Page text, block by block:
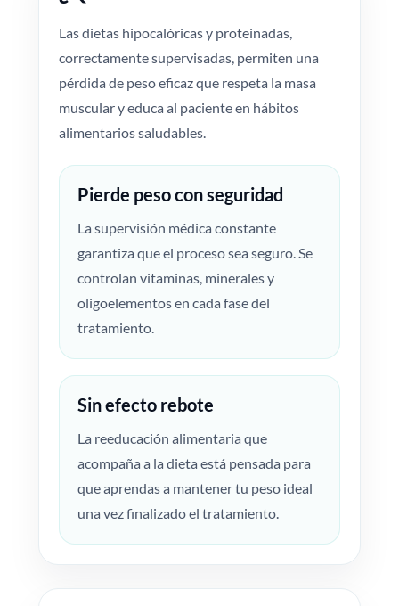
Las dietas hipocalóricas y proteinadas,
correctamente supervisadas, permiten una
pérdida de peso eficaz que respeta la masa
muscular y educa al paciente en hábitos
alimentarios saludables.
Pierde peso con seguridad
La supervisión médica constante
garantiza que el proceso sea seguro. Se
controlan vitaminas, minerales y
oligoelementos en cada fase del
tratamiento.
Sin efecto rebote
La reeducación alimentaria que
acompaña a la dieta está pensada para
que aprendas a mantener tu peso ideal
una vez finalizado el tratamiento.